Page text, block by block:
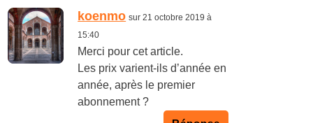
koenmo sur 21 octobre 2019 à
15:40
Merci pour cet article.
Les prix varient-ils d’année en
année, après le premier
abonnement ?